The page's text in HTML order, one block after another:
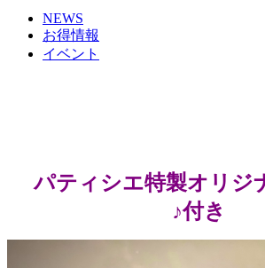
NEWS
お得情報
イベント
パティシエ特製オリジ
♪付き